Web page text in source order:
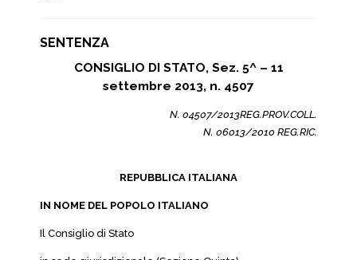
SENTENZA
CONSIGLIO DI STATO, Sez. 5^ – 11
settembre 2013, n. 4507
N. 04507/2013REG.PROV.COLL.
N. 06013/2010 REG.RIC.
REPUBBLICA ITALIANA
IN NOME DEL POPOLO ITALIANO
Il Consiglio di Stato